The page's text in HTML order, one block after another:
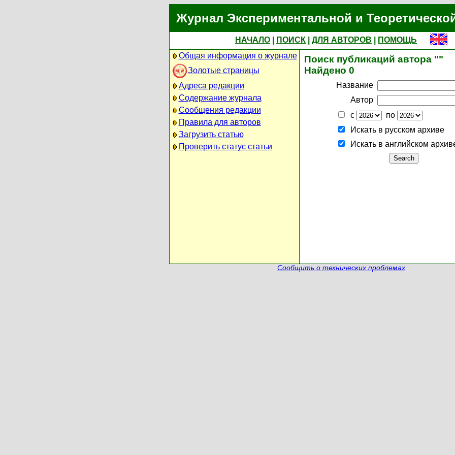
Журнал Экспериментальной и
НАЧАЛО ПОИСК ДЛЯ АВТОРОВ
ПОМОЩЬ
Общая информация о журнале
Золотые страницы
Адреса редакции
Содержание журнала
Сообщения редакции
Правила для авторов
Загрузить статью
Проверить статус статьи
Поиск публикаций автора ""
Найдено 0
Название
Автор
с
по
Искать в русском архиве
Искать в английском
Сообщить о технических проблемах